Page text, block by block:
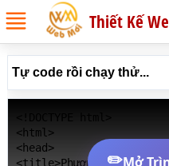
Thiết Kế
Tự code rồi chạy thử...
<html>
<head>
<title>Phương thức
✏️Mở